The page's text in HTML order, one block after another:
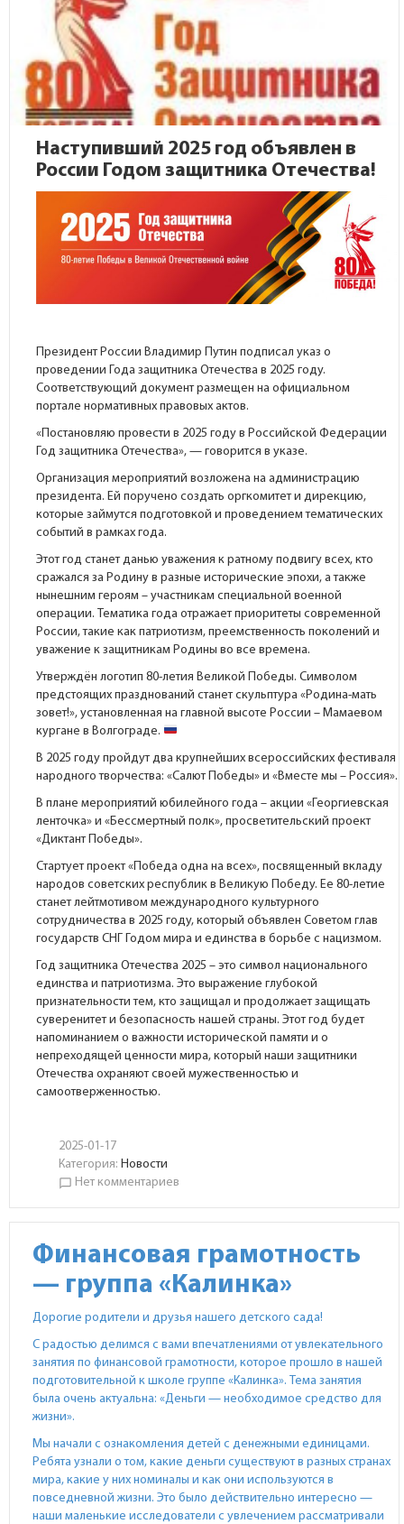
Наступивший 2025 год объявлен в
России Годом защитника Отечества!
Президент России Владимир Путин подписал указ о
проведении Года защитника Отечества в 2025 году.
Соответствующий документ размещен наофициальном
портале нормативных правовых актов.
«Постановляю провести в 2025 году в Российской Федерации
Год защитника Отечества», — говорится в указе.
Организация мероприятий возложена на администрацию
президента. Ей поручено создать оргкомитет и дирекцию,
которые займутся подготовкой и проведением тематических
событий в рамках года.
Этот год станет данью уважения к ратному подвигу всех, кто
сражался за Родину в разные исторические эпохи, а также
нынешним героям – участникам специальной военной
операции. Тематика года отражает приоритеты современной
России, такие как патриотизм, преемственность поколений и
уважение к защитникам Родины во все времена.
Утверждён логотип 80-летия Великой Победы. Символом
предстоящих празднований станет скульптура «Родина-мать
зовет!», установленная на главной высоте России – Мамаевом
кургане в Волгограде.
В 2025 году пройдут два крупнейших всероссийских фестиваля
народного творчества: «Салют Победы» и «Вместе мы – Россия».
В плане мероприятий юбилейного года – акции «Георгиевская
ленточка» и «Бессмертный полк», просветительский проект
«Диктант Победы».
Стартует проект «Победа одна на всех», посвященный вкладу
народов советских республик в Великую Победу. Ее 80-летие
станет лейтмотивом международного культурного
сотрудничества в 2025 году, который объявлен Советом глав
государств СНГ Годом мира и единства в борьбе с нацизмом.
Год защитника Отечества 2025 – это символ национального
единства и патриотизма. Это выражение глубокой
признательности тем, кто защищал и продолжает защищать
суверенитет и безопасность нашей страны. Этот год будет
напоминанием о важности исторической памяти и о
непреходящей ценности мира, который наши защитники
Отечества охраняют своей мужественностью и
самоотверженностью.
2025-01-17
Категория: Новости
chat_bubble_outline Нет комментариев
Финансовая грамотность
— группа «Калинка»
Дорогие родители и друзья нашего детского сада!
С радостью делимся с вами впечатлениями от увлекательного
занятия по финансовой грамотности, которое прошло в нашей
подготовительной к школе группе «Калинка». Тема занятия
была очень актуальна: «Деньги — необходимое средство для
жизни».
Мы начали с ознакомления детей с денежными единицами.
Ребята узнали о том, какие деньги существуют в разных странах
мира, какие у них номиналы и как они используются в
повседневной жизни. Это было действительно интересно —
наши маленькие исследователи с увлечением рассматривали